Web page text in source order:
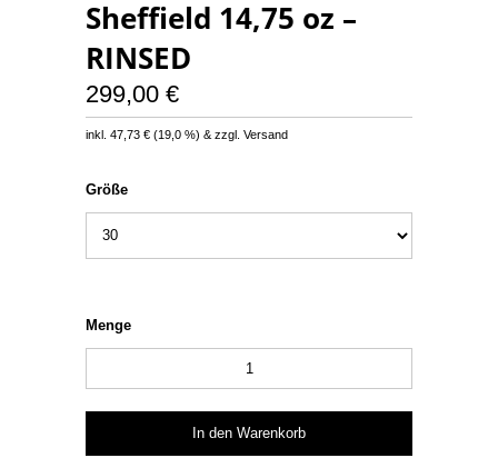
Sheffield 14,75 oz –
RINSED
299,00 €
inkl.47,73 € (19,0 %) & zzgl. Versand
Größe
Menge